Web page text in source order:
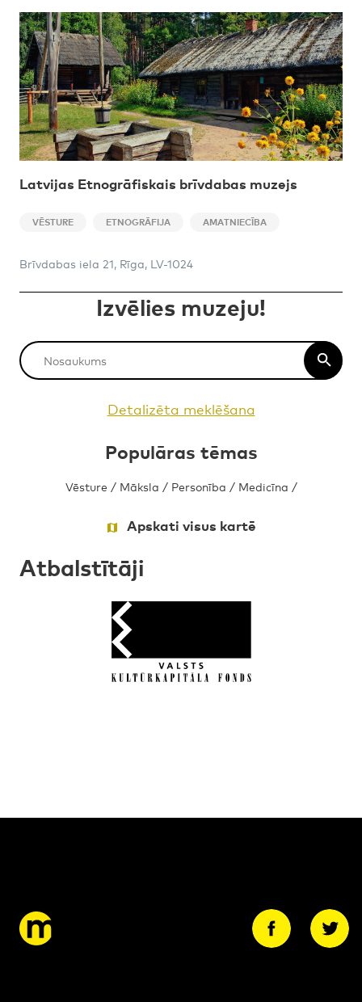
Latvijas Etnogrāfiskais brīvdabas muzejs
VĒSTURE ETNOGRĀFIJA AMATNIECĪBA
Brīvdabas iela 21, Rīga, LV-1024
Izvēlies muzeju!
Detalizēta meklēšana
Populāras tēmas
Vēsture / Māksla / Personība / Medicīna /
Apskati visus kartē
Atbalstītāji